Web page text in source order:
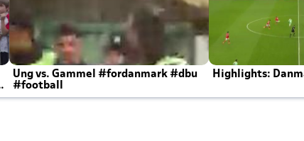
Ung vs. Gammel #fordanmark #dbu
#football
Highlights: